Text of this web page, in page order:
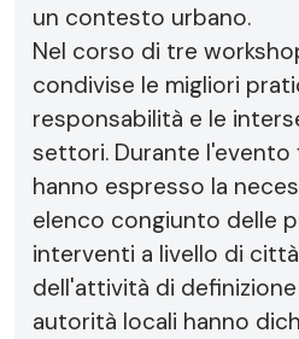
un contesto urbano.
Nel corso di tre
condivise le migliori
responsabilità e le
settori. Durante l'evento
hanno espresso la
elenco congiunto delle
interventi a livello di
dell'attività di
autorità locali hanno